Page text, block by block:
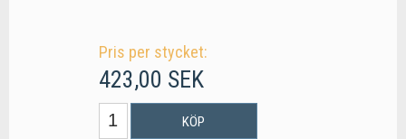
Pris per stycket:
423,00 SEK
KÖP